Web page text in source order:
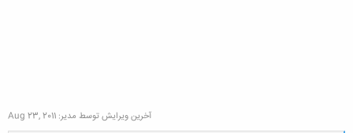
آخرین ویرایش توسط مدیر: Aug 23, 2011